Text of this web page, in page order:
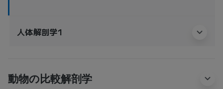
人体解剖学1
動物の比較解剖学